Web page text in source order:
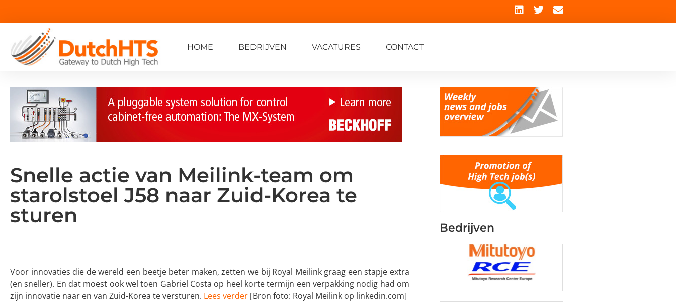
HOME BEDRIJVEN VACATURES CONTACT
Snelle actie van Meilink-team om
starolstoel J58 naar Zuid-Korea te
sturen
Voor innovaties die de wereld een beetje beter maken, zetten we bij Royal Meilink graag een stapje extra
(en sneller). En dat moest ook wel toen Gabriel Costa op heel korte termijn een verpakking nodig had om
zijn innovatie naar en van Zuid-Korea te versturen. Lees verder [Bron foto: Royal Meilink op linkedin.com]
Bedrijven